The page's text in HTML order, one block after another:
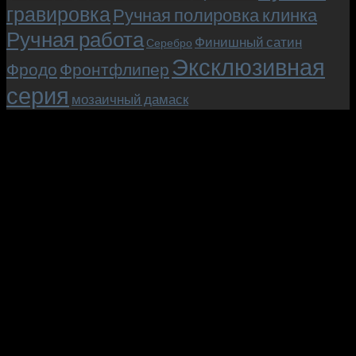
гравировкаРучная полировка клинка
Ручная работа Серебро Финишный сатин
Фродо Фронтфлипер Эксклюзивная
серия мозаичный дамаск